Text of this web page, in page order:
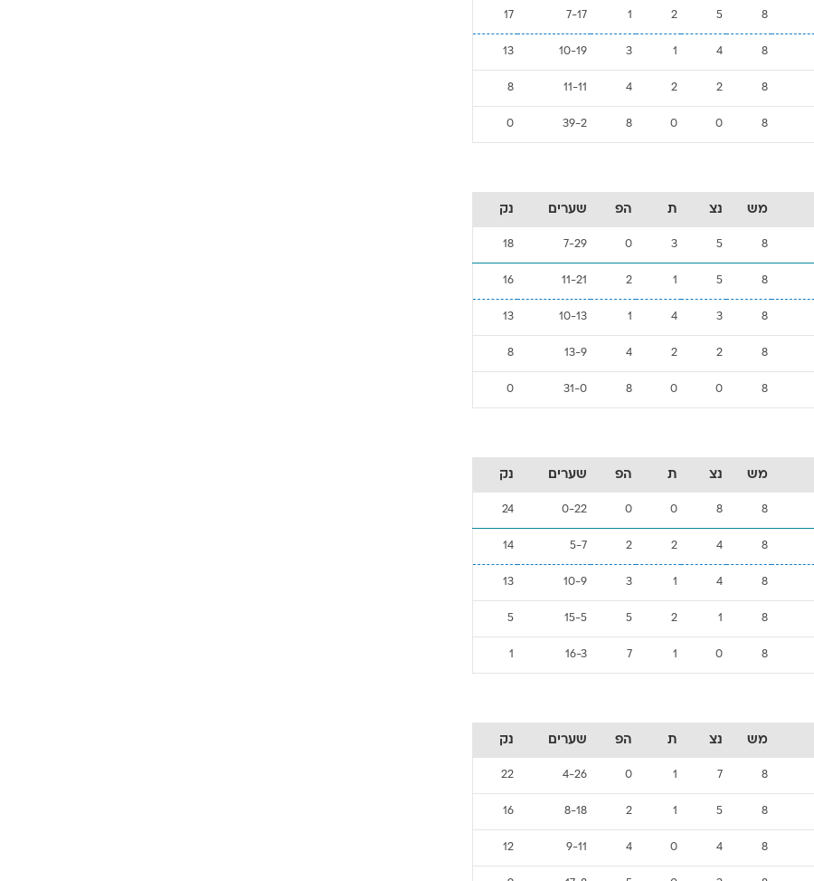
8
5
2
1
7-17
17
8
4
1
3
10-19
13
8
2
2
4
11-11
8
8
0
0
8
39-2
0
מש נצ ת הפ שערים נק
8
5
3
0
7-29
18
8
5
1
2
11-21
16
8
3
4
1
10-13
13
8
2
2
4
13-9
8
8
0
0
8
31-0
0
מש נצ ת הפ שערים נק
8
8
0
0
0-22
24
8
4
2
2
5-7
14
8
4
1
3
10-9
13
8
1
2
5
15-5
5
8
0
1
7
16-3
1
מש נצ ת הפ שערים נק
8
7
1
0
4-26
22
8
5
1
2
8-18
16
8
4
0
4
9-11
12